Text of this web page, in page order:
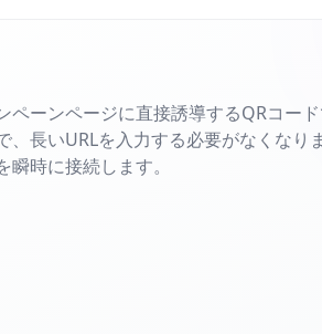
ーンページに直接誘導するQRコー
長いURLを入力する必要がなくなり
時に接続します。